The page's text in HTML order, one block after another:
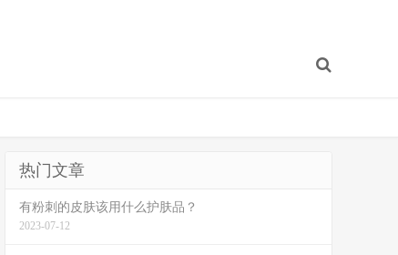
热门文章
有粉刺的皮肤该用什么护肤品？
2023-07-12